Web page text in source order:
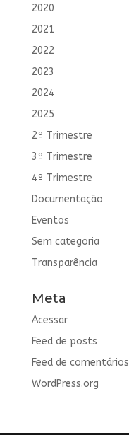
2020
2021
2022
2023
2024
2025
2º Trimestre
3º Trimestre
4º Trimestre
Documentação
Eventos
Sem categoria
Transparência
Meta
Acessar
Feed de posts
Feed de comentários
WordPress.org